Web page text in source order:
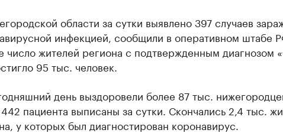
области за сутки выявлено 397 случаев
инфекцией, сообщили в оперативном штабе
жителей региона с подтвержденным диагнозом
95 тыс. человек.
день выздоровели более 87 тыс.
пациента выписаны за сутки. Скончались 2,4 тыс.
у которых был диагностирован коронавирус.